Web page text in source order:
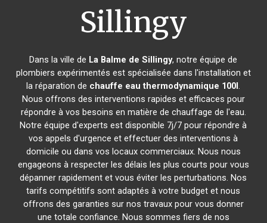
Sillingy
Dans la ville de La Balme de Sillingy, notre équipe de
plombiers expérimentés est spécialisée dans l'installation et
la réparation de chauffe eau thermodynamique 100l.
Nous offrons des interventions rapides et efficaces pour
répondre à vos besoins en matière de chauffage de l'eau.
Notre équipe d'experts est disponible 7j/7 pour répondre à
vos appels d'urgence et effectuer des interventions à
domicile ou dans vos locaux commerciaux. Nous nous
engageons à respecter les délais les plus courts pour vous
dépanner rapidement et vous éviter les perturbations. Nos
tarifs compétitifs sont adaptés à votre budget et nous
offrons des garanties sur nos travaux pour vous donner
une totale confiance. Nous sommes fiers de nos